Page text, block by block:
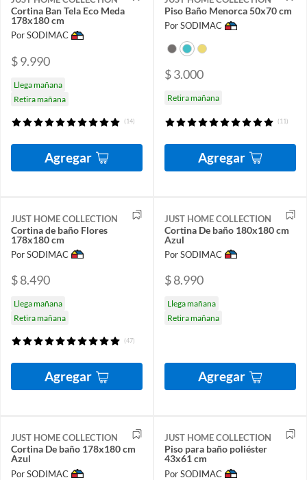
Cortina Ban Tela Eco Meda
178x180 cm
Por SODIMAC
$ 9.990
Llega mañana
Retira mañana
(14)
Agregar
Piso Baño Menorca 50x70 cm
Por SODIMAC
$ 3.000
Retira mañana
(11)
Agregar
JUST HOME COLLECTION
Cortina de baño Flores
178x180 cm
Por SODIMAC
$ 8.490
Llega mañana
Retira mañana
(47)
Agregar
JUST HOME COLLECTION
Cortina De baño 180x180 cm
Azul
Por SODIMAC
$ 8.990
Llega mañana
Retira mañana
Agregar
JUST HOME COLLECTION
Cortina De baño 178x180 cm
Azul
Por SODIMAC
JUST HOME COLLECTION
Piso para baño poliéster
43x61 cm
Por SODIMAC